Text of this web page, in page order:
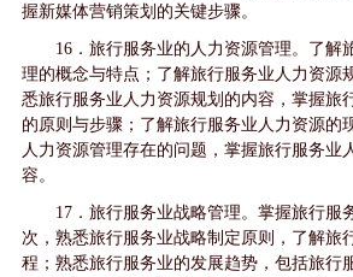
握新媒体营销策划的关键步骤。
16．旅行服务业的人力资源管理。了解
理的概念与特点；了解旅行服务业人力资源
悉旅行服务业人力资源规划的内容，掌握旅
的原则与步骤；了解旅行服务业人力资源的
人力资源管理存在的问题，掌握旅行服务业
容。
17．旅行服务业战略管理。掌握旅行服
次，熟悉旅行服务业战略制定原则，了解旅
程；熟悉旅行服务业的发展趋势，包括旅行